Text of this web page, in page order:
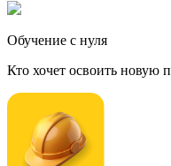
Обучение с нуля
Кто хочет освоить новую